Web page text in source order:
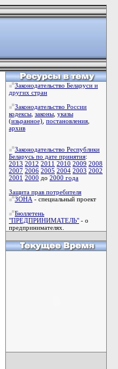
Законодательство Беларуси и
других стран
Законодательство России
кодексы законы указы
(изьранное) постановления
архив
Законодательство Республики
Беларусь по дате принятия:
2013 2012 2011 2010 2009 2008
2007 2006 2005 2004 2003 2002
2001 2000 до 2000 года
Защита прав потребителя
ЗОНА - специальный проект
Бюллетень
"ПРЕДПРИНИМАТЕЛЬ" - о
предпринимателях.